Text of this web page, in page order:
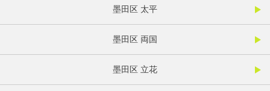
墨田区 太平
墨田区 両国
墨田区 立花